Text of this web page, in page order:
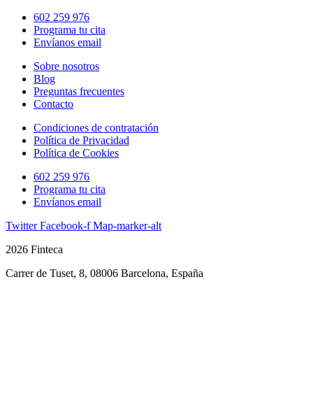
602 259 976
Programa tu cita
Envíanos email
Sobre nosotros
Blog
Preguntas frecuentes
Contacto
Condiciones de contratación
Política de Privacidad
Política de Cookies
602 259 976
Programa tu cita
Envíanos email
Twitter Facebook-f Map-marker-alt
2026 Finteca
Carrer de Tuset, 8, 08006 Barcelona, España